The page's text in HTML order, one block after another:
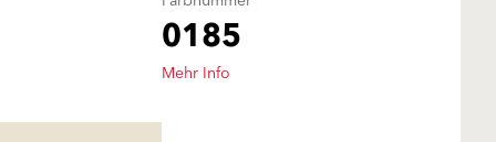
0185
Mehr Info